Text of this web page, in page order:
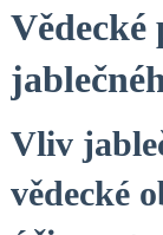
Vědecké
Vliv
vědecké